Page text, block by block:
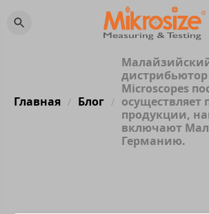
Главная / Блог /
дистрибьютор
Microscopes
осуществляет
продукции,
включают
Германию.